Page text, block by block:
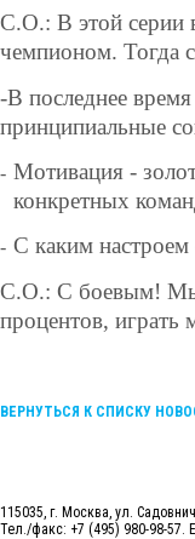
С.О.: В этой серии
чемпионом. Тогда
-В последнее
принципиальные
- Мотивация -
конкретных
- С каким настроем
С.О.: С боевым! Мы
процентов, играть
ВЕРНУТЬСЯ К СПИСКУ
115035, г. Москва, ул.
Тел./факс: +7 (495) 980-98-57.